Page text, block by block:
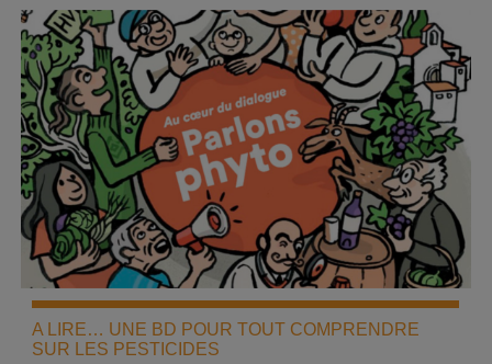
A LIRE… UNE BD POUR TOUT COMPRENDRE
SUR LES PESTICIDES